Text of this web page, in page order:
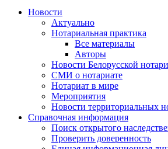
Новости
Актуально
Нотариальная практика
Все материалы
Авторы
Новости Белорусской
СМИ о нотариате
Нотариат в мире
Мероприятия
Новости территориальных
Справочная информация
Поиск открытого
Проверить доверенность